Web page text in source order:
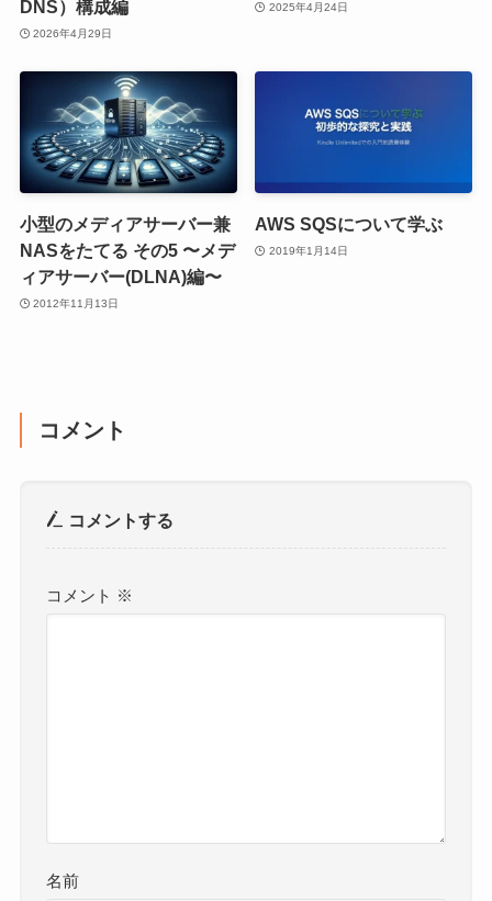
DNS）構成編
2026年4月29日
2025年4月24日
小型のメディアサーバー兼
NASをたてる その5 〜メデ
ィアサーバー(DLNA)編〜
2012年11月13日
AWS SQSについて学ぶ
2019年1月14日
コメント
コメントする
コメント ※
名前